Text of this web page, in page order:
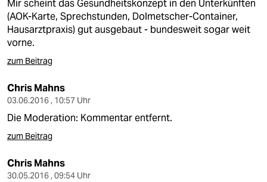
Mir scheint das Gesundheitskonzept in den Unterkünften
(AOK-Karte, Sprechstunden, Dolmetscher-Container,
Hausarztpraxis) gut ausgebaut - bundesweit sogar weit
vorne.
zum Beitrag
Chris Mahns
03.06.2016 , 10:57 Uhr
Die Moderation: Kommentar entfernt.
zum Beitrag
Chris Mahns
30.05.2016 , 09:54 Uhr